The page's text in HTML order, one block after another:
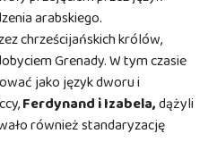
arabskiego.
chrześcijańskich królów,
Grenady. W tym czasie
jako język dworu i
Ferdynand i Izabela,dążyli
również standaryzację